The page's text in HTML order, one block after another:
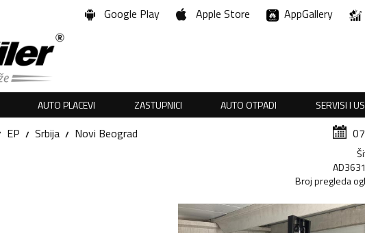
Google Play Apple Store AppGallery
AUTO PLACEVI ZASTUPNICI AUTO OTPADI SERVISI I
EP Srbija Novi Beograd
Broj pregleda